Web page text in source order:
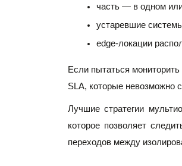
часть — в одном
устаревшие
edge-локации
Если пытаться
SLA, которые невозможно
Лучшие стратегии
которое позволяет
переходов между